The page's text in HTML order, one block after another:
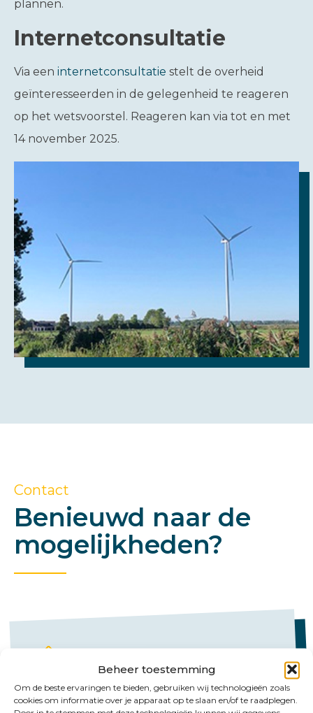
Beheer toestemming
Om de beste ervaringen te bieden, gebruiken wij technologieën zoals
cookies om informatie over je apparaat op te slaan en/of te raadplegen.
plannen.
Internetconsultatie
Via een internetconsultatie stelt de overheid
geïnteresseerden in de gelegenheid te reageren
op het wetsvoorstel. Reageren kan via tot en met
14 november 2025.
Contact
Benieuwd naar de
mogelijkheden?
Bel ons